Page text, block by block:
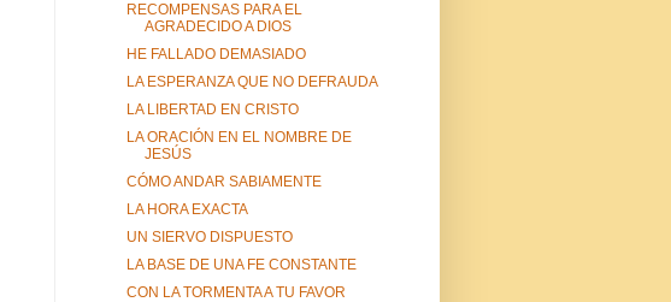
RECOMPENSAS PARA EL
AGRADECIDO A DIOS
HE FALLADO DEMASIADO
LA ESPERANZA QUE NO DEFRAUDA
LA LIBERTAD EN CRISTO
LA ORACIÓN EN EL NOMBRE DE
JESÚS
CÓMO ANDAR SABIAMENTE
LA HORA EXACTA
UN SIERVO DISPUESTO
LA BASE DE UNA FE CONSTANTE
CON LA TORMENTA A TU FAVOR